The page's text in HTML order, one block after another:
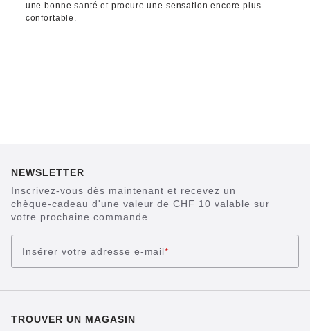
une bonne santé et procure une sensation encore plus
confortable.
NEWSLETTER
Inscrivez-vous dès maintenant et recevez un
chèque-cadeau d'une valeur de CHF 10 valable sur
votre prochaine commande
Insérer votre adresse e-mail*
TROUVER UN MAGASIN